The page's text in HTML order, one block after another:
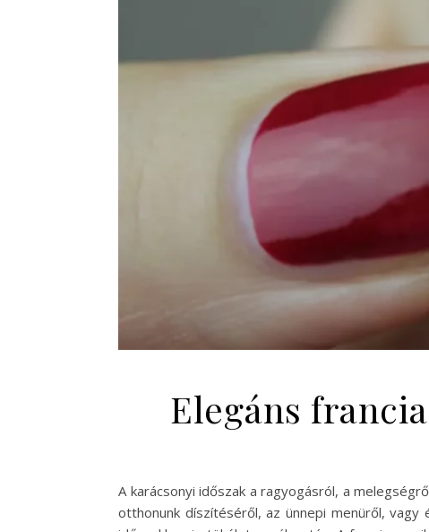
Elegáns
A karácsonyi időszak a ragyogásról, a
otthonunk díszítéséről, az ünnepi menüről, vagy